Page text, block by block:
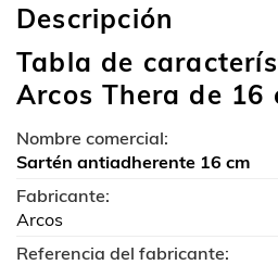
Descripción
Tabla de
Arcos Thera de 16
Nombre comercial:
Sartén antiadherente 16 cm
Fabricante:
Arcos
Referencia del fabricante: